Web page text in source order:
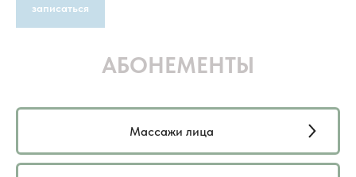
записаться
АБОНЕМЕНТЫ
Массажи лица